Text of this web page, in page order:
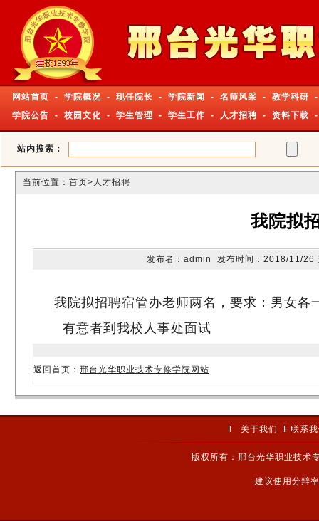
网站首页 - 学院概况 - 现任院长 - 学院新闻 - 名师风采 - 教学科研
-
学院公告 - 校园文化 - 学生管理 - 学生工作 - 人才招聘 - 资料下载
站内搜索：
当前位置： 首页>人才招聘
我院拟
发布者：admin 发布时间：2018/11/26
我院拟招聘宿管办老师两名，要求：男女各
有意者到我校人事处面试
返回首页： 邢台光华职业技术专修学院网站
关于我们 联系
版权所有：邢台光华职业技术
建议使用分辩